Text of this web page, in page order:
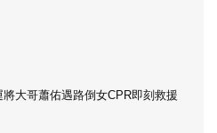
大哥蕭佑遇路倒女CPR即刻救援